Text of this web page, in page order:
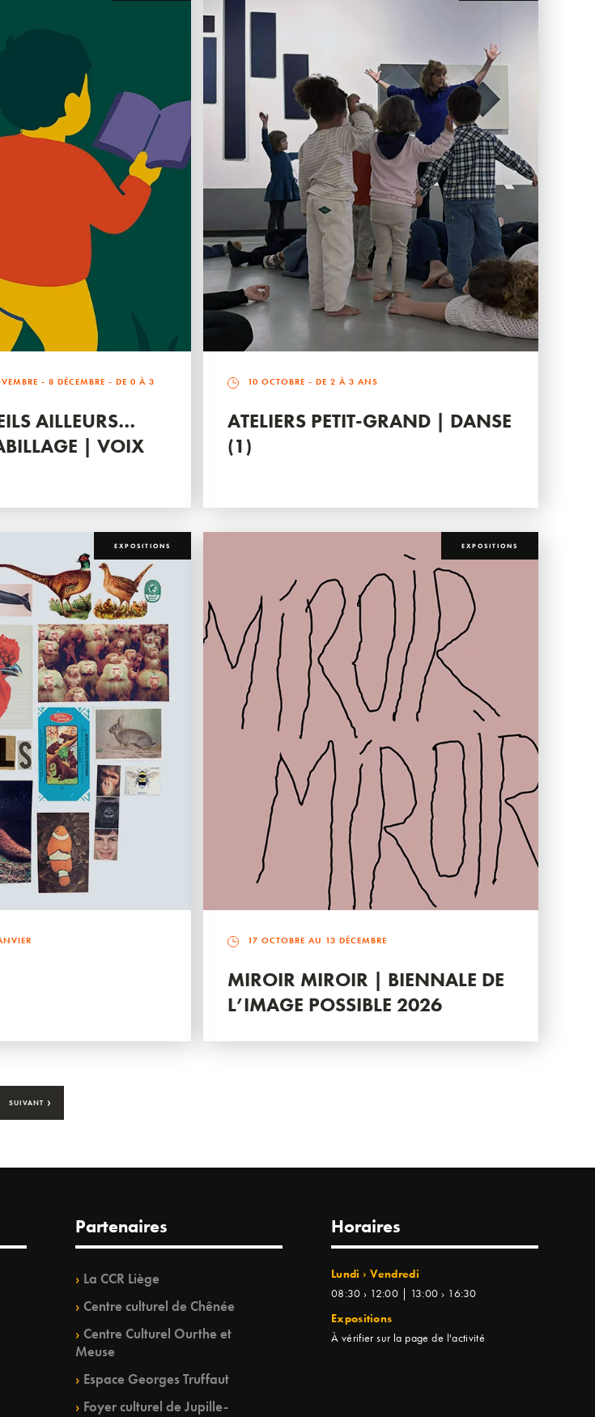
-8 DÉCEMBRE - DE 0 À 3
AILLEURS…
| VOIX
10 OCTOBRE - DE 2 À 3 ANS
ATELIERS PETIT-GRAND | DANSE
(1)
EXPOSITIONS EXPOSITIONS
17 OCTOBRE AU 13 DÉCEMBRE
MIROIR MIROIR | BIENNALE DE
L’IMAGE POSSIBLE 2026
SUIVANT ›
Partenaires
La CCR Liège
Centre culturel de Chênée
Centre Culturel Ourthe et
Meuse
Espace Georges Truffaut
Foyer culturel de Jupille-
Horaires
Lundi › Vendredi
08:30 › 12:00 | 13:00 › 16:30
Expositions
À vérifier sur la page de l'activité